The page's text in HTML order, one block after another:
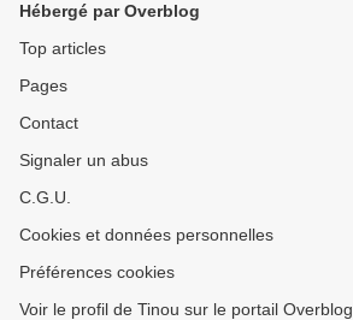
Hébergé par Overblog
Top articles
Pages
Contact
Signaler un abus
C.G.U.
Cookies et données personnelles
Préférences cookies
Voir le profil de Tinou sur le portail Overblog